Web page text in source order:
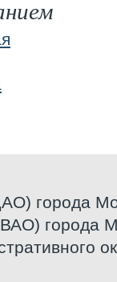
города
города